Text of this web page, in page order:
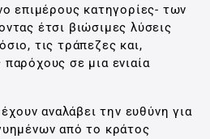
επιμέρους κατηγορίες- των
έτσι βιώσιμες λύσεις
τις τράπεζες και,
σε μια ενιαία
αναλάβει την ευθύνη για
από το κράτος